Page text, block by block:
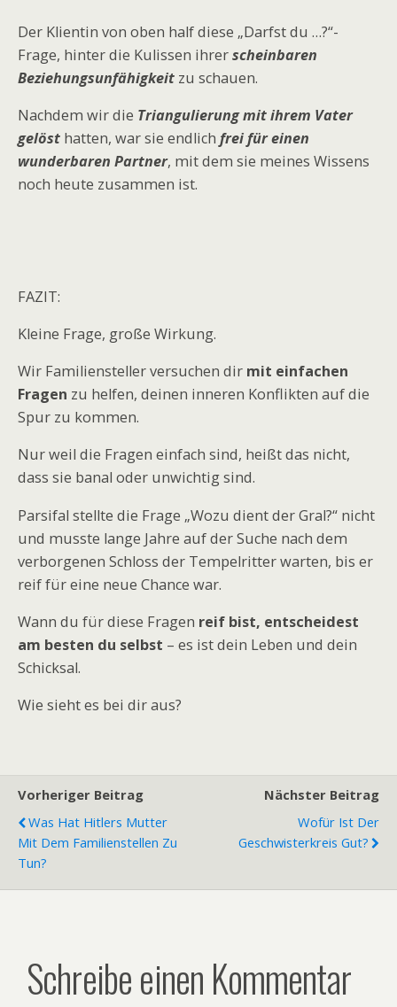
Der Klientin von oben half diese „Darfst du …?“-
Frage, hinter die Kulissen ihrerscheinbaren
Beziehungsunfähigkeit zu schauen.
Nachdem wir die Triangulierung mit ihrem Vater
gelöst hatten, war sie endlich frei für einen
wunderbaren Partner, mit dem sie meines Wissens
noch heute zusammen ist.
FAZIT:
Kleine Frage, große Wirkung.
Wir Familiensteller versuchen dir mit einfachen
Fragen zu helfen, deinen inneren Konflikten auf die
Spur zu kommen.
Nur weil die Fragen einfach sind, heißt das nicht,
dass sie banal oder unwichtig sind.
Parsifal stellte die Frage „Wozu dient der Gral?“ nicht
und musste lange Jahre auf der Suche nach dem
verborgenen Schloss der Tempelritter warten, bis er
reif für eine neue Chance war.
Wann du für diese Fragen reif bist, entscheidest
am besten du selbst – es ist dein Leben und dein
Schicksal.
Wie sieht es bei dir aus?
Vorheriger Beitrag
Was Hat Hitlers Mutter
Mit Dem Familienstellen Zu
Tun?
Nächster Beitrag
Wofür Ist Der
Geschwisterkreis Gut?
Schreibe einen Kommentar